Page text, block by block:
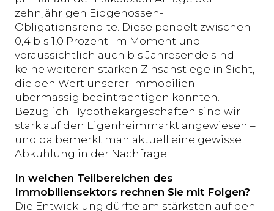
zehnjährigen Eidgenossen-
Obligationsrendite. Diese pendelt zwischen
0,4 bis 1,0 Prozent. Im Moment und
voraussichtlich auch bis Jahresende sind
keine weiteren starken Zinsanstiege in Sicht,
die den Wert unserer Immobilien
übermässig beeinträchtigen könnten.
Bezüglich Hypothekargeschäften sind wir
stark auf den Eigenheimmarkt angewiesen –
und da bemerkt man aktuell eine gewisse
Abkühlung in der Nachfrage.
In welchen Teilbereichen des
Immobiliensektors rechnen Sie mit Folgen?
Die Entwicklung dürfte am stärksten auf den